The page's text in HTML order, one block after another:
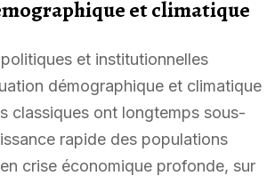
et climatique
et institutionnelles
démographique et climatique
classiques ont longtemps sous-
rapide des populations
crise économique profonde, sur